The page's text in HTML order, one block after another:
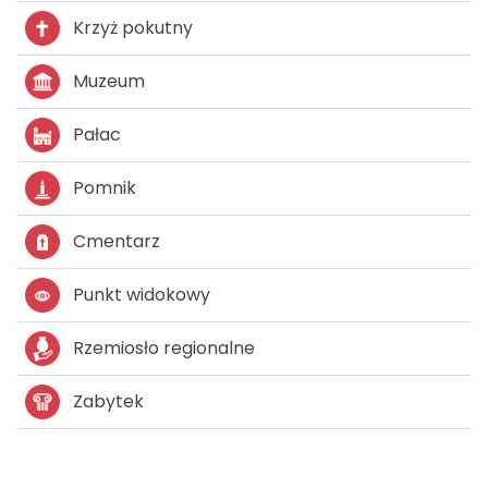
Krzyż pokutny
Muzeum
Pałac
Pomnik
Cmentarz
Punkt widokowy
Rzemiosło regionalne
Zabytek